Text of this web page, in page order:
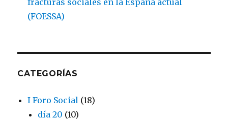
fracturas sociales en la España actual
(FOESSA)
CATEGORÍAS
I Foro Social (18)
día 20 (10)